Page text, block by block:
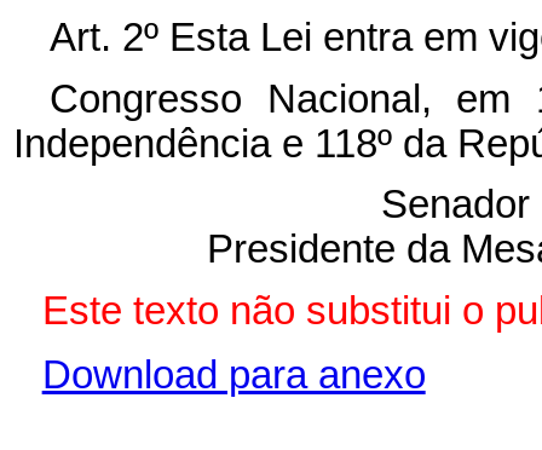
Art. 2º Esta Lei entra em
Congresso Nacional,
Independência e 118º da
Senador
Presidente da
Este texto não substitui o
Download para anexo